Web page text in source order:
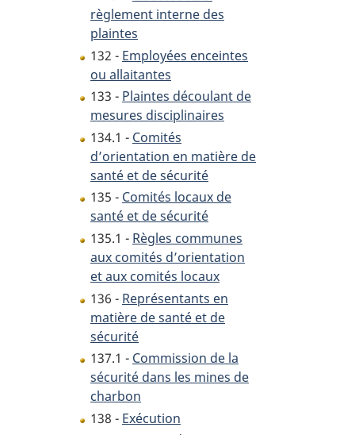
règlement interne des
plaintes
132 - Employées enceintes
ou allaitantes
133 - Plaintes découlant de
mesures disciplinaires
134.1 - Comités
d’orientation en matière de
santé et de sécurité
135 - Comités locaux de
santé et de sécurité
135.1 - Règles communes
aux comités d’orientation
et aux comités locaux
136 - Représentants en
matière de santé et de
sécurité
137.1 - Commission de la
sécurité dans les mines de
charbon
138 - Exécution